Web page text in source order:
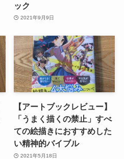
ック
2021年9月9日
【アートブックレビュー】
「うまく描くの禁止」すべ
ての絵描きにおすすめした
い精神的バイブル
2021年5月18日